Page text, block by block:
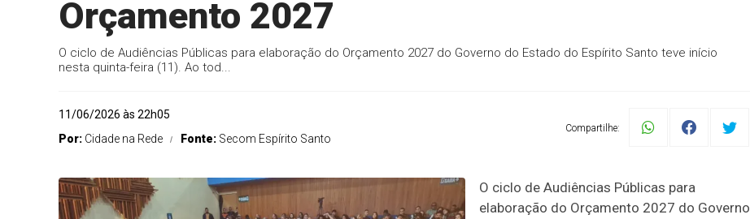
Orçamento 2027
O ciclo de Audiências Públicas para elaboração do Orçamento 2027 do Governo do Estado do Espírito Santo teve início
nesta quinta-feira (11). Ao tod...
11/06/2026 às 22h05
Por: Cidade na Rede Fonte: Secom Espírito Santo
Compartilhe:
O ciclo de Audiências Públicas para
elaboração do Orçamento 2027 do Governo